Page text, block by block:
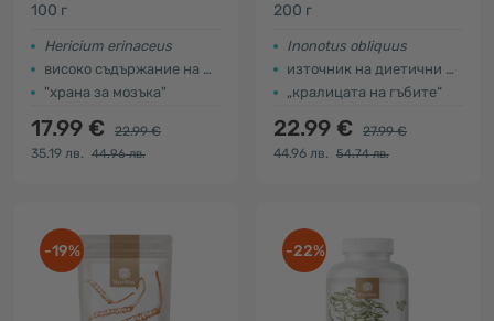
100 г
Hericium erinaceus
високо съдържание на фибри и белтъчини
"храна за мозъка"
17.99 €
22.99 €
35.19 лв.
44.96 лв.
200 г
Inonotus obliquus
източник на диетични фибри
„кралицата на гъбите“
22.99 €
27.99 €
44.96 лв.
54.74 лв.
-19% -22%